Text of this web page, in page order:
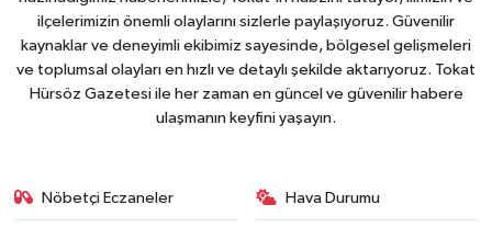
ilçelerimizin önemli olaylarını sizlerle paylaşıyoruz. Güvenilir
kaynaklar ve deneyimli ekibimiz sayesinde, bölgesel gelişmeleri
ve toplumsal olayları en hızlı ve detaylı şekilde aktarıyoruz. Tokat
Hürsöz Gazetesi ile her zaman en güncel ve güvenilir habere
ulaşmanın keyfini yaşayın.
Nöbetçi Eczaneler Hava Durumu